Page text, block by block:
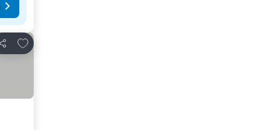
Teilen
Zu Favoriten hinzufügen